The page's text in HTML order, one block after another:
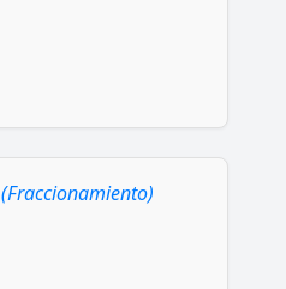
(Fraccionamiento)